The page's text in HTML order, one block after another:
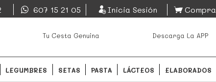
de
EsDeMercado.com
Barcelona y de productores locales.
607 15 21 05 Inicia Sesión Compra
Tu Cesta Genuina Descarga La APP
LEGUMBRES SETAS PASTA LÁCTEOS ELABORADOS